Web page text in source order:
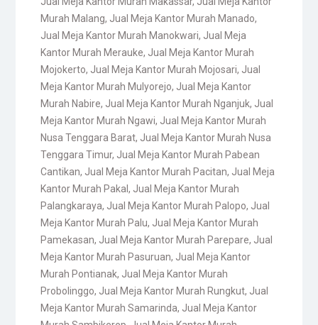
Murah Malang, Jual Meja Kantor Murah Manado,
Jual Meja Kantor Murah Manokwari, Jual Meja
Kantor Murah Merauke, Jual Meja Kantor Murah
Mojokerto, Jual Meja Kantor Murah Mojosari, Jual
Meja Kantor Murah Mulyorejo, Jual Meja Kantor
Murah Nabire, Jual Meja Kantor Murah Nganjuk, Jual
Meja Kantor Murah Ngawi, Jual Meja Kantor Murah
Nusa Tenggara Barat, Jual Meja Kantor Murah Nusa
Tenggara Timur, Jual Meja Kantor Murah Pabean
Cantikan, Jual Meja Kantor Murah Pacitan, Jual Meja
Kantor Murah Pakal , Jual Meja Kantor Murah
Palangkaraya, Jual Meja Kantor Murah Palopo, Jual
Meja Kantor Murah Palu, Jual Meja Kantor Murah
Pamekasan, Jual Meja Kantor Murah Parepare, Jual
Meja Kantor Murah Pasuruan, Jual Meja Kantor
Murah Pontianak, Jual Meja Kantor Murah
Probolinggo, Jual Meja Kantor Murah Rungkut, Jual
Meja Kantor Murah Samarinda, Jual Meja Kantor